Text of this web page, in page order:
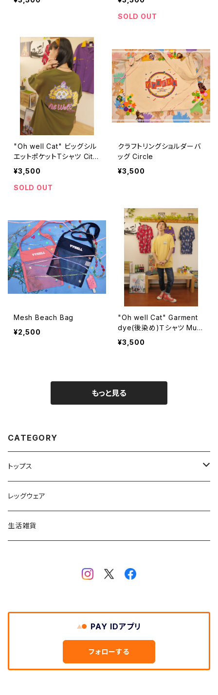
SOLD OUT
"Oh well Cat" ビッグシル
エットポケットTシャツ City
Green
¥3,500
SOLD OUT
クラフトリングショルダーバ
ッグ Circle
¥3,500
Mesh Beach Bag
¥2,500
"Oh well Cat" Garment
dye(後染め)Ｔシャツ Must
ard
¥3,500
もっと見る
CATEGORY
トップス
スウェット
ロングスリーブTシャツ
レッグウェア
生活雑貨
PAY IDアプリ
フォローする